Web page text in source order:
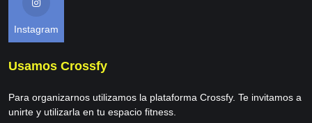
Instagram
Usamos Crossfy
Para organizarnos utilizamos la plataforma Crossfy. Te invitamos a
unirte y utilizarla en tu espacio fitness.